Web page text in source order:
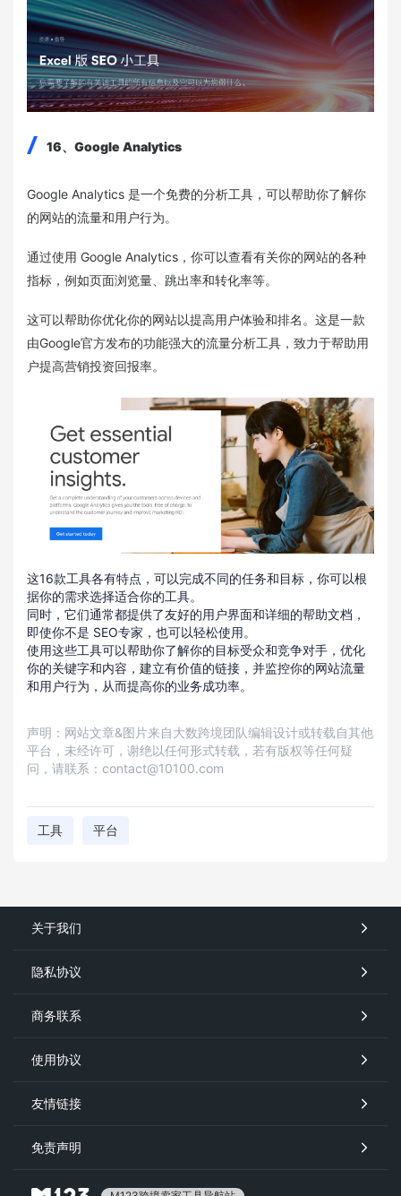
16、Google Analytics
Google Analytics 是一个免费的分析工具，可以帮助你了解你
的网站的流量和用户行为。
通过使用 Google Analytics，你可以查看有关你的网站的各种
指标，例如页面浏览量、跳出率和转化率等。
这可以帮助你优化你的网站以提高用户体验和排名。这是一款
由Google官方发布的功能强大的流量分析工具，致力于帮助用
户提高营销投资回报率。
这16款工具各有特点，可以完成不同的任务和目标，你可以根
据你的需求选择适合你的工具。
同时，它们通常都提供了友好的用户界面和详细的帮助文档，
即使你不是 SEO专家，也可以轻松使用。
使用这些工具可以帮助你了解你的目标受众和竞争对手，优化
你的关键字和内容，建立有价值的链接，并监控你的网站流量
和用户行为，从而提高你的业务成功率。
声明：网站文章&图片来自大数跨境团队编辑设计或转载自其他
平台，未经许可，谢绝以任何形式转载，若有版权等任何疑
问，请联系：contact@10100.com
工具 平台
关于我们
隐私协议
商务联系
使用协议
友情链接
免责声明